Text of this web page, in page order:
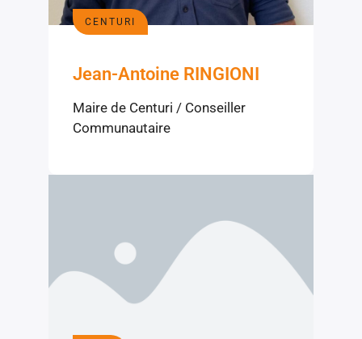
CENTURI
Jean-Antoine RINGIONI
Maire de Centuri / Conseiller
Communautaire